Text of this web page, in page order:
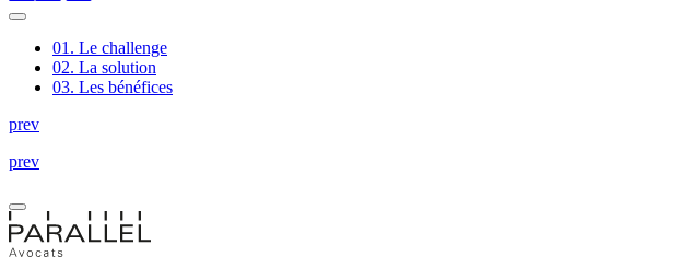
01. Le challenge
02. La solution
03. Les bénéfices
prev
prev